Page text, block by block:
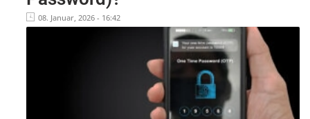
08. Januar, 2026 - 16:42